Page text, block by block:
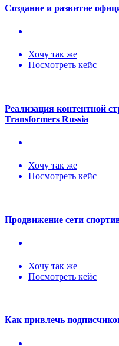
Создание и развитие
Хочу так же
Посмотреть кейс
Реализация контентной
Transformers Russia
Хочу так же
Посмотреть кейс
Продвижение сети
Хочу так же
Посмотреть кейс
Как привлечь